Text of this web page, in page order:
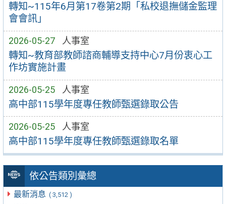
轉知~115年6月第17卷第2期「私校退撫儲金監理
會會訊」
2026-05-27 人事室
轉知~教育部教師諮商輔導支持中心7月份衷心工
作坊實施計畫
2026-05-25 人事室
高中部115學年度專任教師甄選錄取公告
2026-05-25 人事室
高中部115學年度專任教師甄選錄取名單
依公告類別彙總
最新消息 ( 3,512 )